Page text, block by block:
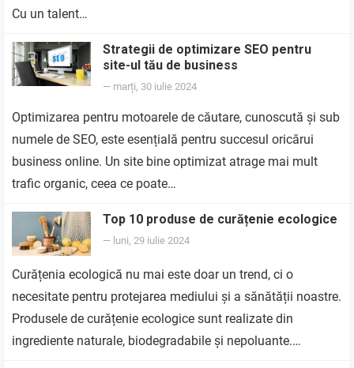
Cu un talent…
Strategii de optimizare SEO pentru
site-ul tău de business
— marți, 30 iulie 2024
Optimizarea pentru motoarele de căutare, cunoscută și sub
numele de SEO, este esențială pentru succesul oricărui
business online. Un site bine optimizat atrage mai mult
trafic organic, ceea ce poate…
Top 10 produse de curățenie ecologice
— luni, 29 iulie 2024
Curățenia ecologică nu mai este doar un trend, ci o
necesitate pentru protejarea mediului și a sănătății noastre.
Produsele de curățenie ecologice sunt realizate din
ingrediente naturale, biodegradabile și nepoluante.…